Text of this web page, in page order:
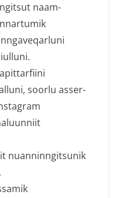
naam-
soorlu asser-
nuanninngitsunik